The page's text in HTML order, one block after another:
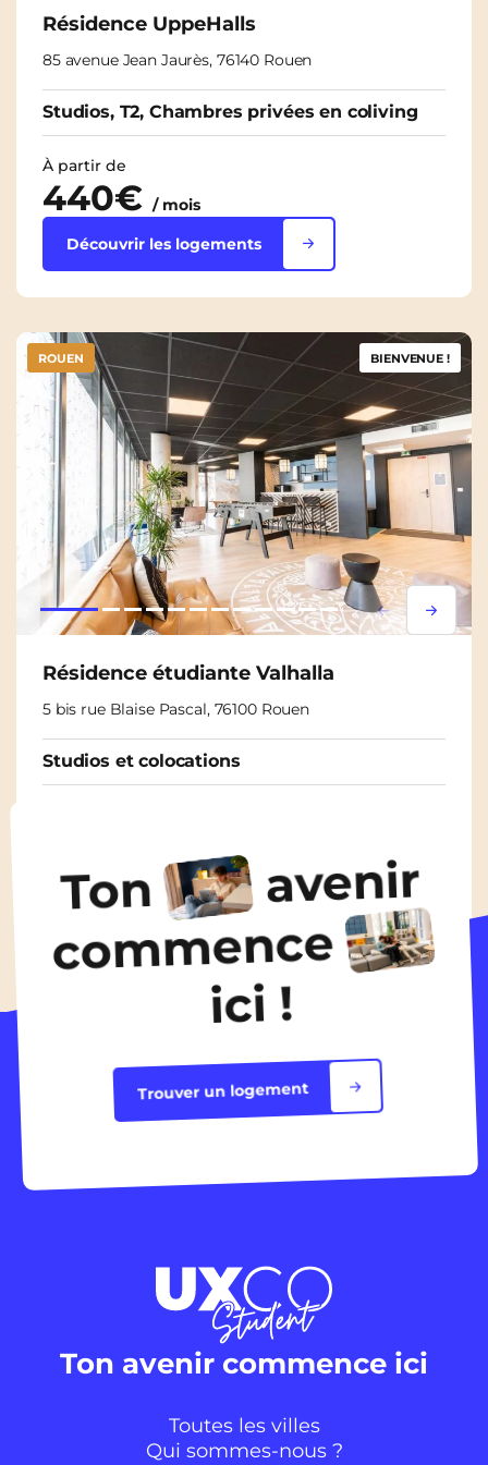
Résidence UppeHalls
85 avenue Jean Jaurès, 76140 Rouen
Studios, T2, Chambres privées en coliving
À partir de
440€ / mois
Découvrir les logements
Lorem ipsum
Lorem
ROUEN BIENVENUE !
Résidence étudiante Valhalla
5 bis rue Blaise Pascal, 76100 Rouen
Studios et colocations
Découvrir les logements
Ton avenir
commence
ici !
Trouver un logement
Ton avenir commence ici
Toutes les villes
Qui sommes-nous ?